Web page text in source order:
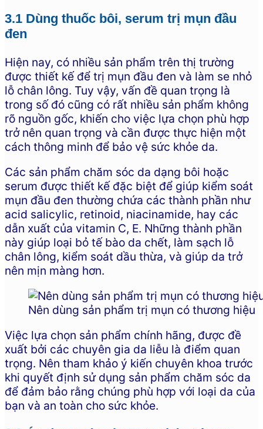
3.1 Dùng thuốc bôi, serum trị mụn đầu
đen
Hiện nay, có nhiều sản phẩm trên thị trường
được thiết kế để trị mụn đầu đen và làm se nhỏ
lỗ chân lông. Tuy vậy, vấn đề quan trọng là
trong số đó cũng có rất nhiều sản phẩm không
rõ nguồn gốc, khiến cho việc lựa chọn phù hợp
trở nên quan trọng và cần được thực hiện một
cách thông minh để bảo vệ sức khỏe da.
Các sản phẩm chăm sóc da dạng bôi hoặc
serum được thiết kế đặc biệt để giúp kiểm soát
mụn đầu đen thường chứa các thành phần như
acid salicylic, retinoid, niacinamide, hay các
dẫn xuất của vitamin C, E. Những thành phần
này giúp loại bỏ tế bào da chết, làm sạch lỗ
chân lông, kiểm soát dầu thừa, và giúp da trở
nên mịn màng hơn.
Nên dùng sản phẩm trị mụn có thương hiệu
Việc lựa chọn sản phẩm chính hãng, được đề
xuất bởi các chuyên gia da liễu là điểm quan
trọng. Nên tham khảo ý kiến chuyên khoa trước
khi quyết định sử dụng sản phẩm chăm sóc da
để đảm bảo rằng chúng phù hợp với loại da của
bạn và an toàn cho sức khỏe.